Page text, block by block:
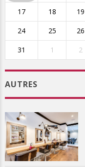
17 18 19
24 25 26
31 1 2
AUTRES